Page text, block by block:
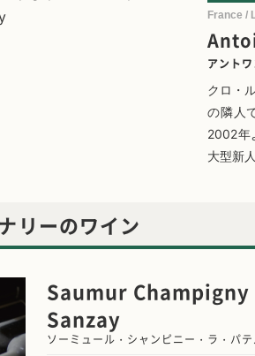
アント
France /
クロ・
の隣人
2002年
大型新
リーのワイン
Saumur
Sanzay
ソーミュール・シャンピニー・ラ・パ